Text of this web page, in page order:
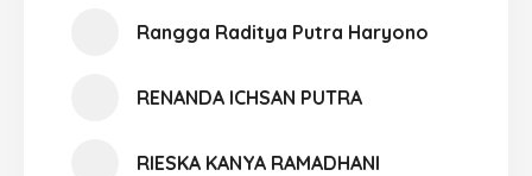
Rangga Raditya Putra Haryono
RENANDA ICHSAN PUTRA
RIESKA KANYA RAMADHANI